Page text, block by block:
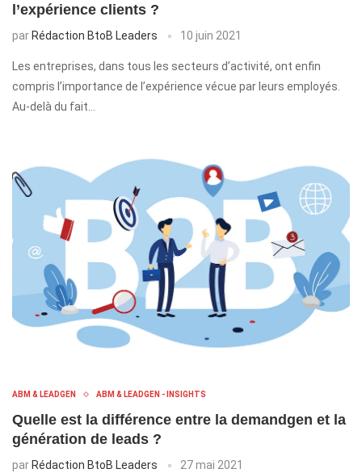
l’expérience clients ?
par Rédaction BtoB Leaders 10 juin 2021
Les entreprises, dans tous les secteurs d’activité, ont enfin
compris l’importance de l’expérience vécue par leurs employés.
Au-delà du fait…
ABM & LEADGEN ABM & LEADGEN - INSIGHTS
Quelle est la différence entre la demandgen et la
génération de leads ?
par Rédaction BtoB Leaders 27 mai 2021